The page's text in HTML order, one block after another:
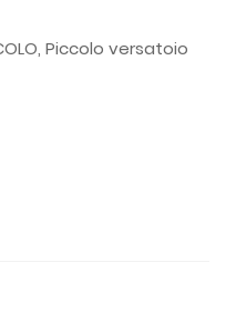
Piccolo versatoio